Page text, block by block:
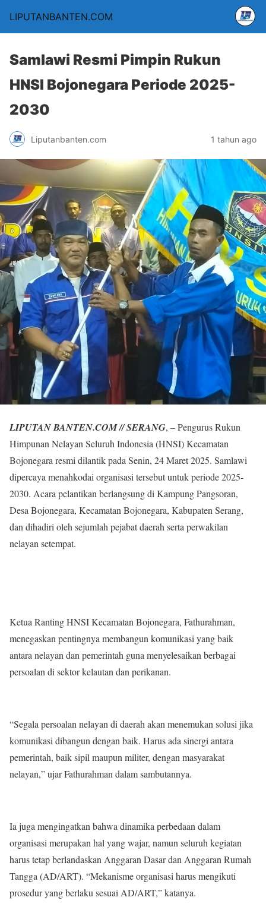
LIPUTANBANTEN.COM
Samlawi Resmi Pimpin Rukun
HNSI Bojonegara Periode 2025-
2030
Liputanbanten.com 1 tahun ago
LIPUTAN BANTEN.COM // SERANG, – Pengurus Rukun
Himpunan Nelayan Seluruh Indonesia (HNSI) Kecamatan
Bojonegara resmi dilantik pada Senin, 24 Maret 2025. Samlawi
dipercaya menahkodai organisasi tersebut untuk periode 2025-
2030. Acara pelantikan berlangsung di Kampung Pangsoran,
Desa Bojonegara, Kecamatan Bojonegara, Kabupaten Serang,
dan dihadiri oleh sejumlah pejabat daerah serta perwakilan
nelayan setempat.
Ketua Ranting HNSI Kecamatan Bojonegara, Fathurahman,
menegaskan pentingnya membangun komunikasi yang baik
antara nelayan dan pemerintah guna menyelesaikan berbagai
persoalan di sektor kelautan dan perikanan.
“Segala persoalan nelayan di daerah akan menemukan solusi jika
komunikasi dibangun dengan baik. Harus ada sinergi antara
pemerintah, baik sipil maupun militer, dengan masyarakat
nelayan,” ujar Fathurahman dalam sambutannya.
Ia juga mengingatkan bahwa dinamika perbedaan dalam
organisasi merupakan hal yang wajar, namun seluruh kegiatan
harus tetap berlandaskan Anggaran Dasar dan Anggaran Rumah
Tangga (AD/ART). “Mekanisme organisasi harus mengikuti
prosedur yang berlaku sesuai AD/ART,” katanya.